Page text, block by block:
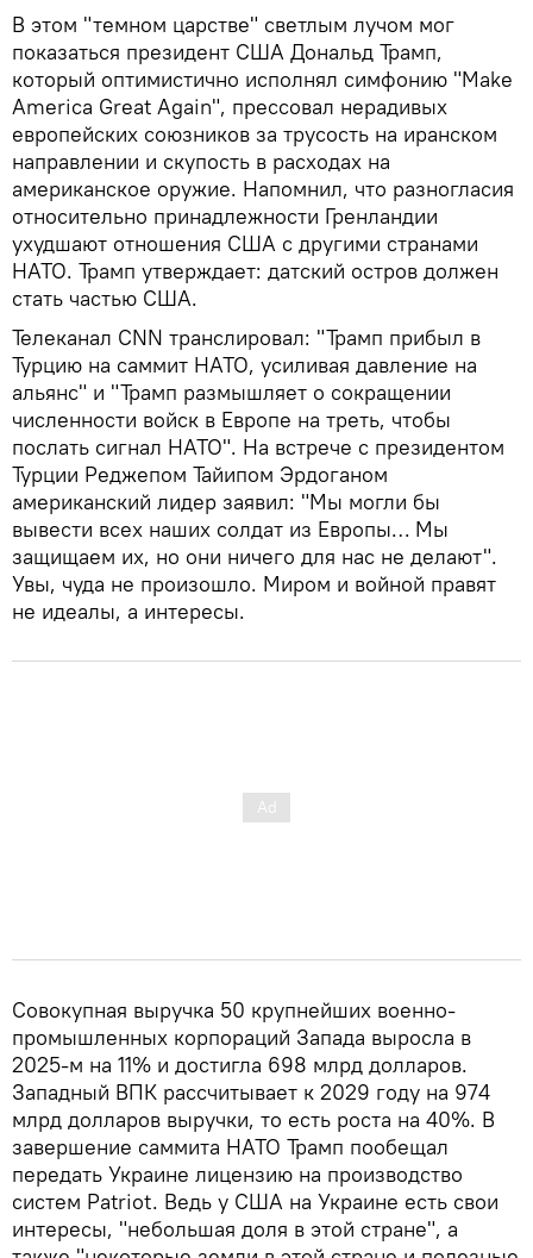
В этом "темном царстве" светлым лучом мог
показаться президент США Дональд Трамп,
который оптимистично исполнял симфонию "Make
America Great Again", прессовал нерадивых
европейских союзников за трусость на иранском
направлении и скупость в расходах на
американское оружие. Напомнил, что разногласия
относительно принадлежности Гренландии
ухудшают отношения США с другими странами
НАТО. Трамп утверждает: датский остров должен
стать частью США.
Телеканал CNN транслировал: "Трамп прибыл в
Турцию на саммит НАТО, усиливая давление на
альянс" и "Трамп размышляет о сокращении
численности войск в Европе на треть, чтобы
послать сигнал НАТО". На встрече с президентом
Турции Реджепом Тайипом Эрдоганом
американский лидер заявил: "Мы могли бы
вывести всех наших солдат из Европы… Мы
защищаем их, но они ничего для нас не делают".
Увы, чуда не произошло. Миром и войной правят
не идеалы, а интересы.
Совокупная выручка 50 крупнейших военно-
промышленных корпораций Запада выросла в
2025-м на 11% и достигла 698 млрд долларов.
Западный ВПК рассчитывает к 2029 году на 974
млрд долларов выручки, то есть роста на 40%. В
завершение саммита НАТО Трамп пообещал
передать Украине лицензию на производство
систем Patriot. Ведь у США на Украине есть свои
интересы, "небольшая доля в этой стране", а